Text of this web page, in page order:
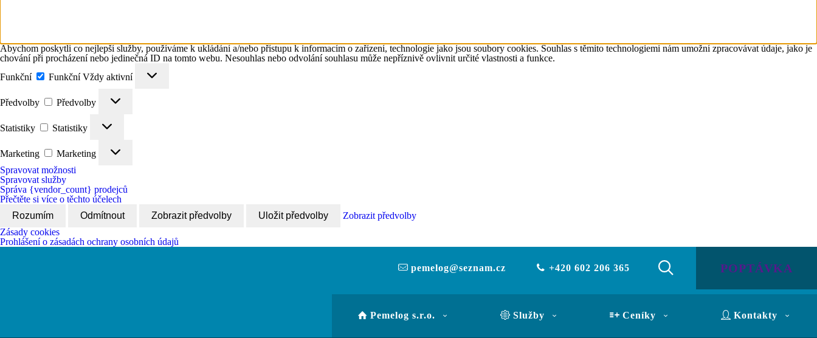
Abychom poskytli co nejlepší služby, používáme k ukládání a/nebo přístupu k informacím o zařízení, technologie jako jsou soubory cookies. Souhlas s těmito technologiemi nám umožní zpracovávat údaje, jako je
chování při procházení nebo jedinečná ID na tomto webu. Nesouhlas nebo odvolání souhlasu může nepříznivě ovlivnit určité vlastnosti a funkce.
Funkční
Funkční Vždy aktivní
Předvolby Předvolby
Statistiky Statistiky
Marketing
Marketing
Spravovat možnosti
Spravovat služby
Správa {vendor_count} prodejců
Přečtěte si více o těchto účelech
Rozumím
Odmítnout Zobrazit předvolby Uložit předvolby
Zobrazit předvolby
Zásady cookies
Prohlášení o zásadách ochrany osobních údajů
pemelog@seznam.cz +420 602 206 365 POPTÁVKA
Pemelog s.r.o. Služby Ceníky Kontakty